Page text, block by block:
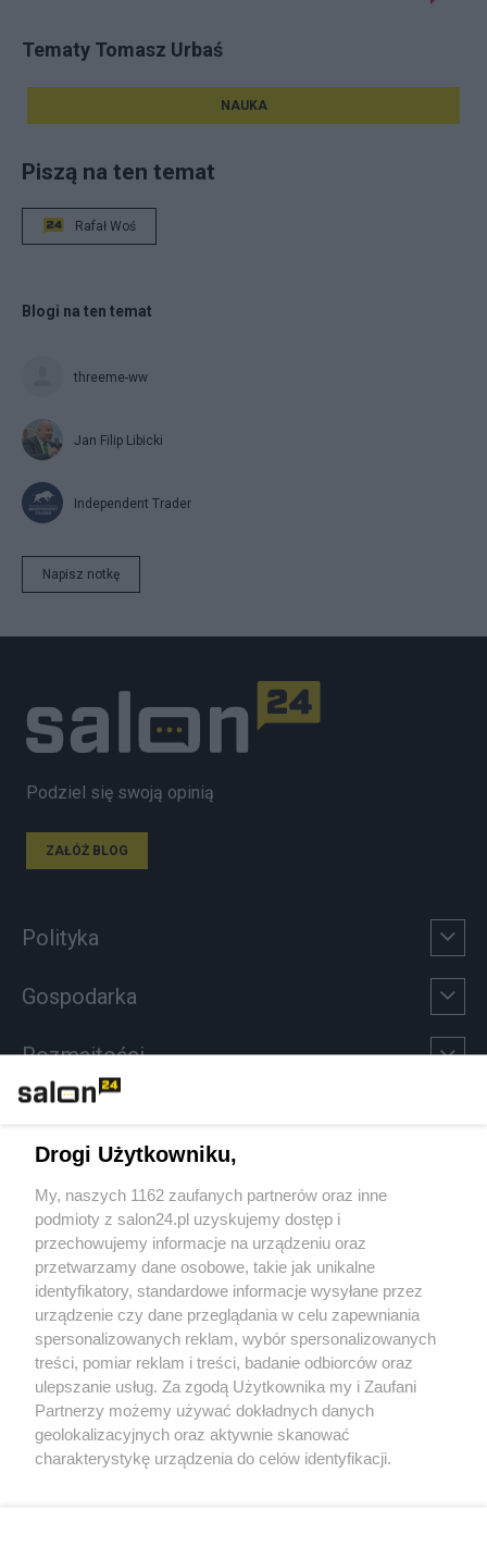
Tematy Tomasz Urbaś
NAUKA
Piszą na ten temat
Rafał Woś
Blogi na ten temat
threeme-ww
Jan Filip Libicki
Independent Trader
Napisz notkę
Podziel się swoją opinią
ZAŁÓŻ BLOG
Polityka
Gospodarka
Rozmaitości
Sport
Społeczeństwo
Kultura
X Facebook Instagram Youtube
Drogi Użytkowniku,
My, naszych 1162 zaufanych partnerów oraz inne
podmioty z salon24.pl uzyskujemy dostęp i
przechowujemy informacje na urządzeniu oraz
przetwarzamy dane osobowe, takie jak unikalne
identyfikatory, standardowe informacje wysyłane przez
urządzenie czy dane przeglądania w celu zapewniania
spersonalizowanych reklam, wybór spersonalizowanych
treści, pomiar reklam i treści, badanie odbiorców oraz
ulepszanie usług. Za zgodą Użytkownika my i Zaufani
Partnerzy możemy używać dokładnych danych
geolokalizacyjnych oraz aktywnie skanować
charakterystykę urządzenia do celów identyfikacji.